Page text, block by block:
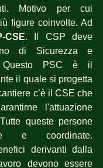
Motivo per cui
figure coinvolte. Ad
CSE. Il CSP deve
di Sicurezza e
Questo PSC è il
il quale si progetta
c’è il CSE che
l'attuazione
queste persone
e coordinate.
derivanti dalla
devono essere